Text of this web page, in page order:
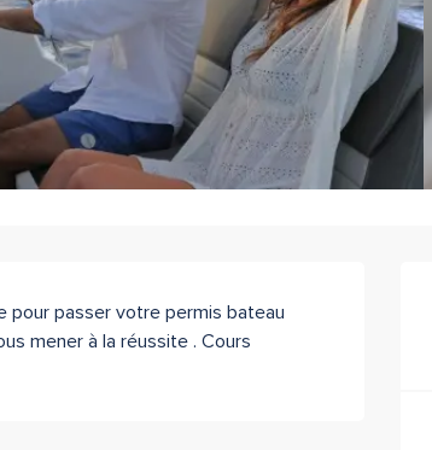
pour passer votre permis bateau
mener à la réussite . Cours